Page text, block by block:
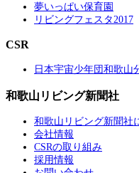
夢いっぱい保育園
リビングフェスタ2017
CSR
日本宇宙少年団和歌山
和歌山リビング新聞社
和歌山リビング新聞社
会社情報
CSRの取り組み
採用情報